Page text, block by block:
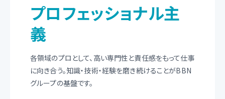
プロフェッショナル主
義
各領域のプロとして、高い専門性と責任感をもって仕事
に向き合う。知識・技術・経験を磨き続けることがBBN
グループの基盤です。